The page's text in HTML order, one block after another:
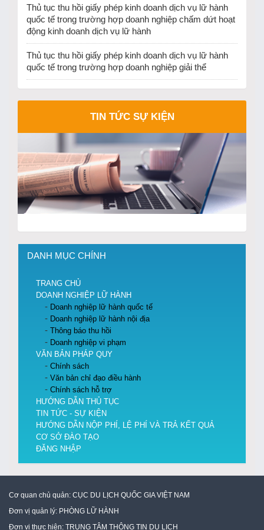
Thủ tục thu hồi giấy phép kinh doanh dịch vụ lữ hành
quốc tế trong trường hợp doanh nghiệp chấm dứt hoạt
động kinh doanh dịch vụ lữ hành
Thủ tục thu hồi giấy phép kinh doanh dịch vụ lữ hành
quốc tế trong trường hợp doanh nghiệp giải thể
TIN TỨC SỰ KIỆN
DANH MỤC CHÍNH
TRANG CHỦ
DOANH NGHIỆP LỮ HÀNH
Doanh nghiệp lữ hành quốc tế
Doanh nghiệp lữ hành nội địa
Thông báo thu hồi
Doanh nghiệp vi phạm
VĂN BẢN PHÁP QUY
Chính sách
Văn bản chỉ đạo điều hành
Chính sách hỗ trợ
HƯỚNG DẪN THỦ TỤC
TIN TỨC - SỰ KIỆN
HƯỚNG DẪN NỘP PHÍ, LỆ PHÍ VÀ TRẢ KẾT QUẢ
CƠ SỞ ĐÀO TẠO
ĐĂNG NHẬP
Cơ quan chủ quản: CỤC DU LỊCH QUỐC GIA VIỆT NAM
Đơn vị quản lý: PHÒNG LỮ HÀNH
Đơn vị thực hiện: TRUNG TÂM THÔNG TIN DU LỊCH